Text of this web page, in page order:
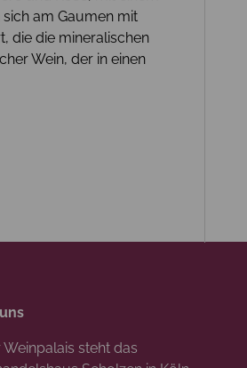
am Gaumen mit
die die mineralischen
Wein, der in einen
Weinpalais steht das